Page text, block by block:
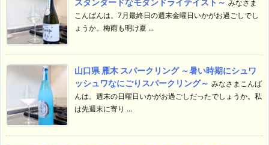
スタンダードなモダンドライテイスト～ みなさま
こんばんは。7月最終日の週末金曜日いかがお過ごしでし
ょうか。梅雨も明け夏 ...
山口県 雁木 スパークリング ～暑い時期にシュワ
ッシュワなにごりスパークリング～ みなさまこんば
んは。週末の日曜日いかがお過ごしだったでしょうか。私
は先週末に寄り ...